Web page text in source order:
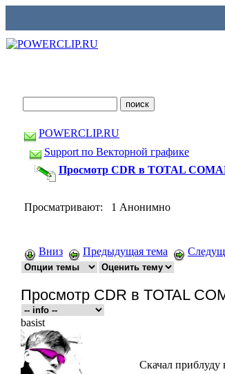
POWERCLIP.RU
Support по Векторной графике
Просмотр CDR в TOTAL
Просматривают: 1 Анонимно
Вниз Предыдущая тема
Просмотр CDR в TOTAL
basist
Скачал приблуду